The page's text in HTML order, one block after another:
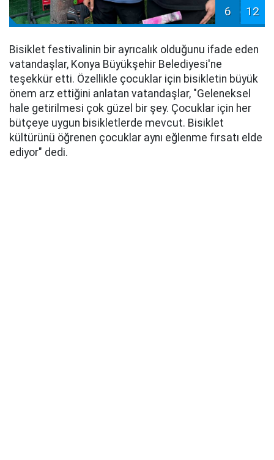
6 12
Bisiklet festivalinin bir ayrıcalık olduğunu ifade eden
vatandaşlar, Konya Büyükşehir Belediyesi'ne
teşekkür etti. Özellikle çocuklar için bisikletin büyük
önem arz ettiğini anlatan vatandaşlar, "Geleneksel
hale getirilmesi çok güzel bir şey. Çocuklar için her
bütçeye uygun bisikletlerde mevcut. Bisiklet
kültürünü öğrenen çocuklar aynı eğlenme fırsatı elde
ediyor" dedi.